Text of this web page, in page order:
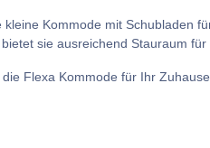
kleine Kommode mit Schubladen
sie ausreichend Stauraum
die Flexa Kommode für Ihr